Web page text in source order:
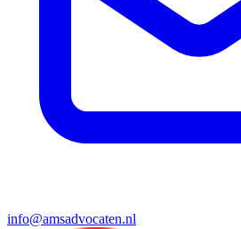
info@amsadvocaten.nl